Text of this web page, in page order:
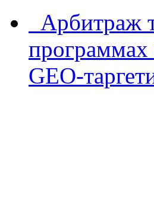
Арбитраж
программах
GEO-